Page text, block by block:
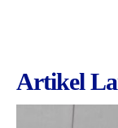
Artikel